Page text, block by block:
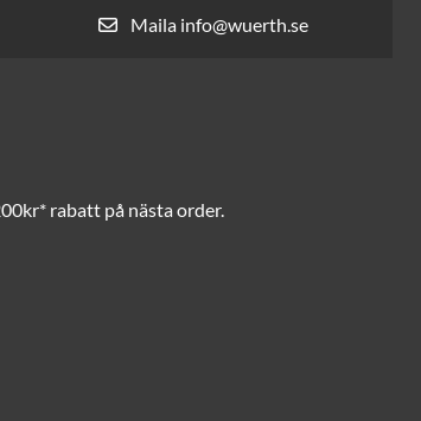
Maila info@wuerth.se
rabatt på nästa order.